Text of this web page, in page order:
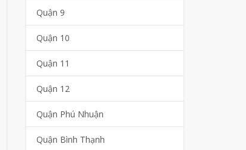
Quận 9
Quận 10
Quận 11
Quận 12
Quận Phú Nhuận
Quận Bình Thạnh